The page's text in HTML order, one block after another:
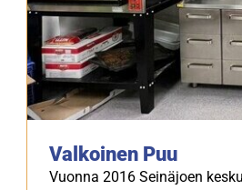
Valkoinen Puu
Vuonna 2016 Seinäjoen